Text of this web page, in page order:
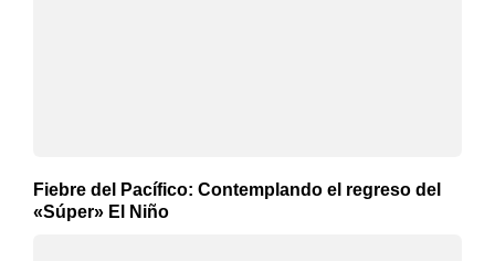
Fiebre del Pacífico: Contemplando el regreso del
«Súper» El Niño